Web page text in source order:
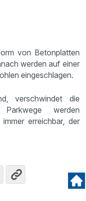
von Betonplatten
werden auf einer
eingeschlagen.
verschwindet die
werden
erreichbar, der